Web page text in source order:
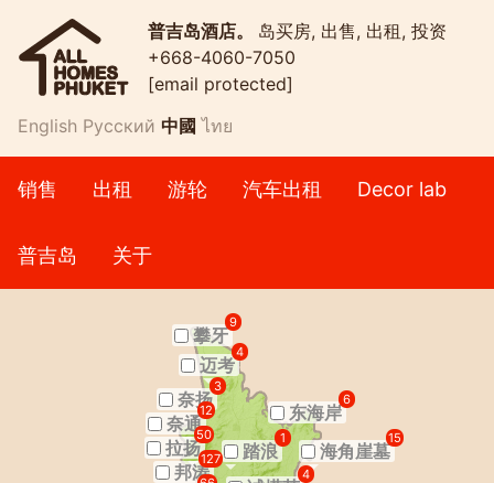
普吉岛酒店。 岛买房, 出售, 出租, 投资
+668-4060-7050
[email protected]
English Русский 中國 ไทย
销售 出租 游轮 汽车出租 Decor lab
普吉岛 关于
攀牙
9
迈考
4
奈扬
3
东海岸
6
奈通
12
拉扬
50
踏浪
1
邦涛
127 海角崖墓
15
4